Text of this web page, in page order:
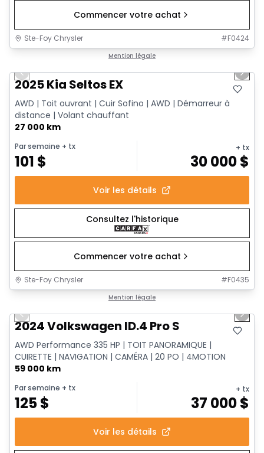
Commencer votre achat
Ste-Foy Chrysler #F0424
Mention légale
Previous slide Next
2025 Kia Seltos EX
AWD | Toit ouvrant | Cuir Sofino | AWD | Démarreur à
distance | Volant chauffant
27 000 km
Par semaine + tx
101 $
+ tx
30 000$
Voir les détails
Consultez l'historique
Commencer votre achat
Ste-Foy Chrysler #F0435
Mention légale
Previous slide Next
2024 Volkswagen ID.4 Pro S
AWD Performance 335 HP | TOIT PANORAMIQUE |
CUIRETTE | NAVIGATION | CAMÉRA | 20 PO | 4MOTION
59 000 km
Par semaine + tx
125$
+ tx
37 000$
Voir les détails